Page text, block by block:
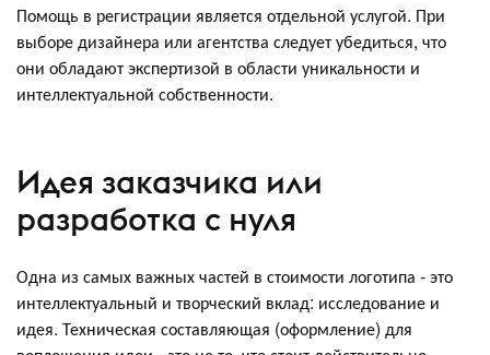
Помощь в регистрации является отдельной услугой. При
выборе дизайнера или агентства следует убедиться, что
они обладают экспертизой в области уникальности и
интеллектуальной собственности.
Идея заказчика или
разработка с нуля
Одна из самых важных частей в стоимости логотипа - это
интеллектуальный и творческий вклад: исследование и
идея. Техническая составляющая (оформление) для